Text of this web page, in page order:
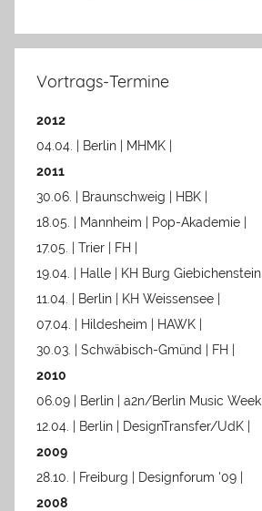
Vortrags-Termine
2012
04.04. | Berlin | MHMK |
2011
30.06. | Braunschweig | HBK |
18.05. | Mannheim | Pop-Akademie |
17.05. | Trier | FH |
19.04. | Halle | KH Burg Giebichenstein |
11.04. | Berlin | KH Weissensee |
07.04. | Hildesheim | HAWK |
30.03. | Schwäbisch-Gmünd | FH |
2010
06.09 | Berlin | a2n/Berlin Music Week |
12.04. | Berlin | DesignTransfer/UdK |
2009
28.10. | Freiburg | Designforum '09 |
2008